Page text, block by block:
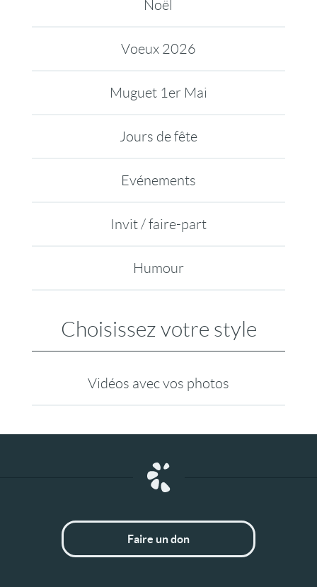
Noël
Voeux 2026
Muguet 1er Mai
Jours de fête
Evénements
Invit / faire-part
Humour
Choisissez votre style
Vidéos avec vos photos
Faire un don